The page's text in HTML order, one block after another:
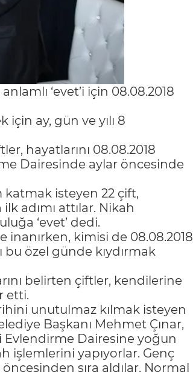
‘evet’i için 08.08.2018
için ay, gün ve yılı 8
hayatlarını 08.08.2018
Dairesinde aylar öncesinde
katmak isteyen 22 çift,
adımı attılar. Nikah
‘evet’ dedi.
kimisi de 08.08.2018
özel günde kıydırmak
belirten çiftler, kendilerine
etti.
unutulmaz kılmak isteyen
Başkanı Mehmet Çınar,
Evlendirme Dairesine yoğun
işlemlerini yapıyorlar. Genç
sıra aldılar. Normal